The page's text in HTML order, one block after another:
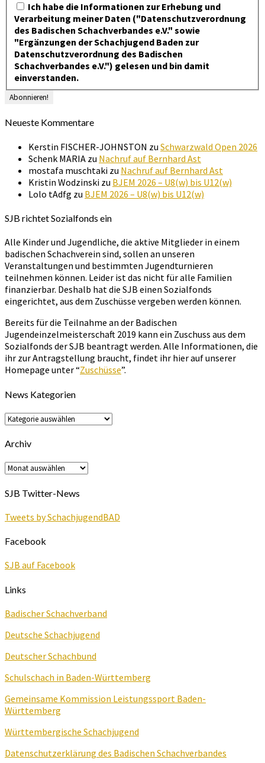
Ich habe die Informationen zur Erhebung und
Verarbeitung meiner Daten ("Datenschutzverordnung
des Badischen Schachverbandes e.V." sowie
"Ergänzungen der Schachjugend Baden zur
Datenschutzverordnung des Badischen
Schachverbandes e.V.") gelesen und bin damit
einverstanden.
Neueste Kommentare
Kerstin FISCHER-JOHNSTON zu Schwarzwald Open 2026
Schenk MARIA zu Nachruf auf Bernhard Ast
mostafa muschtaki zu Nachruf auf Bernhard Ast
Kristin Wodzinski zu BJEM 2026 – U8(w) bis U12(w)
Lolo tAdfg zu BJEM 2026 – U8(w) bis U12(w)
SJB richtet Sozialfonds ein
Alle Kinder und Jugendliche, die aktive Mitglieder in einem
badischen Schachverein sind, sollen an unseren
Veranstaltungen und bestimmten Jugendturnieren
teilnehmen können. Leider ist das nicht für alle Familien
finanzierbar. Deshalb hat die SJB einen Sozialfonds
eingerichtet, aus dem Zuschüsse vergeben werden können.
Bereits für die Teilnahme an der Badischen
Jugendeinzelmeisterschaft 2019 kann ein Zuschuss aus dem
Sozialfonds der SJB beantragt werden. Alle Informationen, die
ihr zur Antragstellung braucht, findet ihr hier auf unserer
Homepage unter “Zuschüsse”.
News Kategorien
News
Kategorien
Archiv
Archiv
SJB Twitter-News
Tweets by SchachjugendBAD
Facebook
SJB auf Facebook
Links
Badischer Schachverband
Deutsche Schachjugend
Deutscher Schachbund
Schulschach in Baden-Württemberg
Gemeinsame Kommission Leistungssport Baden-
Württemberg
Württembergische Schachjugend
Datenschutzerklärung des Badischen Schachverbandes